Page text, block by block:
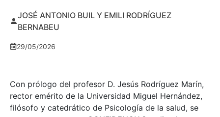
JOSÉ ANTONIO BUIL Y EMILI RODRÍGUEZ
BERNABEU
29/05/2026
Con prólogo del profesor D. Jesús Rodríguez Marín,
rector emérito de la Universidad Miguel Hernández,
filósofo y catedrático de Psicología de la salud, se